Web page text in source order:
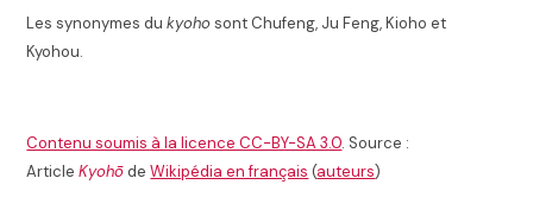
Les synonymes dukyoho sont Chufeng, Ju Feng, Kioho et
Kyohou.
Contenu soumis à la licence CC-BY-SA 3.0. Source :
ArticleKyohōdeWikipédia en français (auteurs)